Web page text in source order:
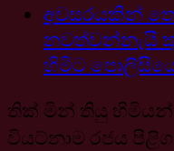
අවසරයකින්
නවත්වන්නැයි
හිමිට
තික් මින් තියු
වියට්නාම රජය